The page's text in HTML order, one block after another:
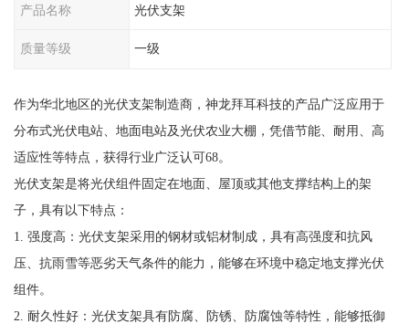
产品名称 光伏支架
质量等级 一级
作为华北地区的光伏支架制造商，神龙拜耳科技的产品广泛应用于
分布式光伏电站、地面电站及光伏农业大棚，凭借节能、耐用、高
适应性等特点，获得行业广泛认可68。
光伏支架是将光伏组件固定在地面、屋顶或其他支撑结构上的架
子，具有以下特点：
1. 强度高：光伏支架采用的钢材或铝材制成，具有高强度和抗风
压、抗雨雪等恶劣天气条件的能力，能够在环境中稳定地支撑光伏
组件。
2. 耐久性好：光伏支架具有防腐、防锈、防腐蚀等特性，能够抵御